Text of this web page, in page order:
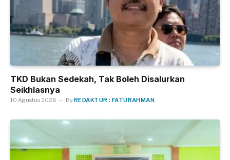
TKD Bukan Sedekah, Tak Boleh Disalurkan
Seikhlasnya
10 Agustus 2026 ByREDAKTUR : FATURAHMAN